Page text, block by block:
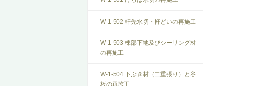
T-1-007 敷居のレベル調整
T-1-008 建具上桟削り調整
W-1-502 軒先水切・軒どいの再施工
W-1-503 棟部下地及びシーリング材
の再施工
W-1-504 下ぶき材（二重張り）と谷